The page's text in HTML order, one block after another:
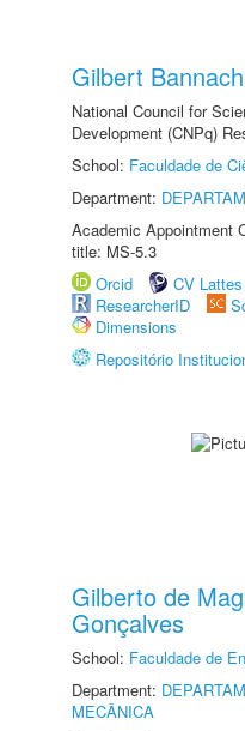
Gilbert Bannach
National Council for
Development (CNPq)
School: Faculdade de
Department:
Academic Appointment
title: MS-5.3
Orcid
CV Lattes
ResearcherID
Dimensions
Repositório
Gilberto de
Gonçalves
School: Faculdade de
Department:
MECÂNICA